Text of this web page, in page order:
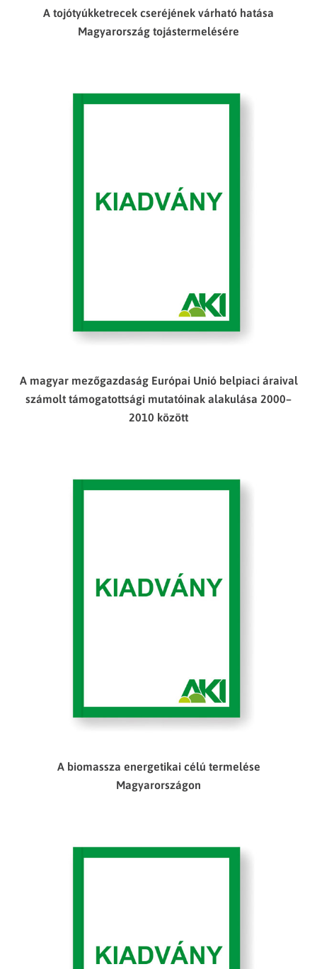
A tojótyúkketrecek cseréjének várható hatása
Magyarország tojástermelésére
A magyar mezőgazdaság Európai Unió belpiaci áraival
számolt támogatottsági mutatóinak alakulása 2000–
2010 között
A biomassza energetikai célú termelése
Magyarországon